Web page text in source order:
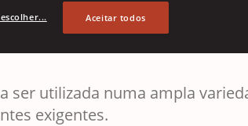
ser utilizada numa ampla
exigentes.
Aceitar todos